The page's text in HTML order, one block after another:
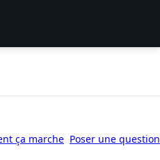
ça marche Poser une question